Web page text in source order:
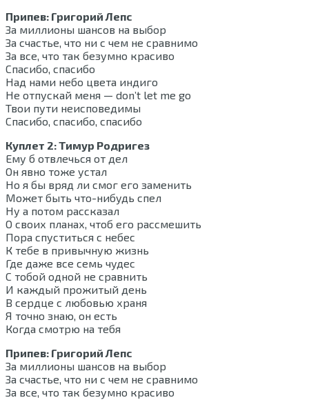
Припев: Григорий Лепс
За миллионы шансов на выбор
За счастье, что ни с чем не сравнимо
За все, что так безумно красиво
Спасибо, спасибо
Над нами небо цвета индиго
Не отпускай меня — don’t let me go
Твои пути неисповедимы
Спасибо, спасибо, спасибо
Куплет 2: Тимур Родригез
Ему б отвлечься от дел
Он явно тоже устал
Но я бы вряд ли смог его заменить
Может быть что-нибудь спел
Ну а потом рассказал
О своих планах, чтоб его рассмешить
Пора спуститься с небес
К тебе в привычную жизнь
Где даже все семь чудес
С тобой одной не сравнить
И каждый прожитый день
В сердце с любовью храня
Я точно знаю, он есть
Когда смотрю на тебя
Припев: Григорий Лепс
За миллионы шансов на выбор
За счастье, что ни с чем не сравнимо
За все, что так безумно красиво